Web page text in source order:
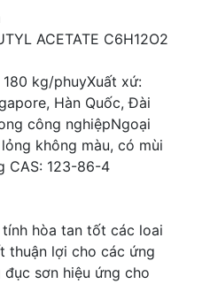
ACETATE C6H12O2
kg/phuyXuất xứ:
Hàn Quốc, Đài
công nghiệpNgoại
không màu, có mùi
CAS: 123-86-4
hòa tan tốt các loai
thuận lợi cho các ứng
sơn hiệu ứng cho